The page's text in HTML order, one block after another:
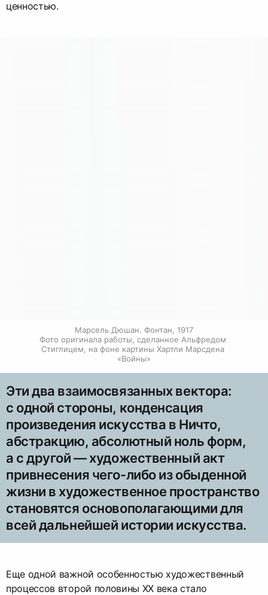
ценностью.
Марсель Дюшан. Фонтан, 1917
Фото оригинала работы, сделанное Альфредом
Стиглицем, на фоне картины Хартли Марсдена
«Войны»
Эти два взаимосвязанных вектора:
с одной стороны, конденсация
произведения искусства в Ничто,
абстракцию, абсолютный ноль форм,
а с другой — художественный акт
привнесения чего-либо из обыденной
жизни в художественное пространство
становятся основополагающими для
всей дальнейшей истории искусства.
Еще одной важной особенностью художественный
процессов второй половины ХХ века стало